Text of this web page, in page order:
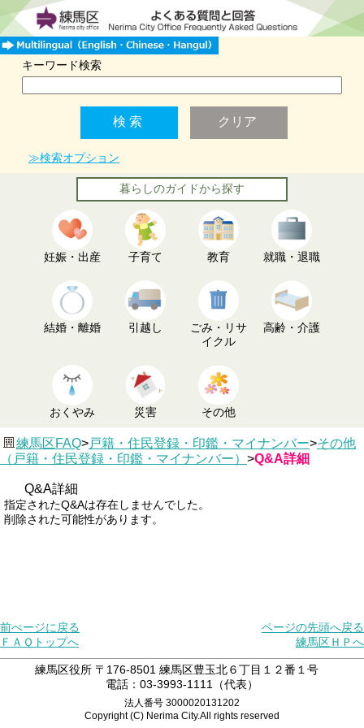
キーワード検索
≫検索オプション
暮らしのガイドから探す
妊娠・出産 子育て 教育 就職・退職
結婚・離婚 引越し
ごみ・リサ
イクル
高齢・介護
おくやみ 災害 その他
練馬区FAQ>戸籍・住民登録・印鑑・マイナンバー>その他
（戸籍・住民登録・印鑑・マイナンバー） >Q&A詳細
Q&A詳細
指定されたQ&Aは存在しませんでした。
削除された可能性があります。
前ぺージに戻る
ページの先頭へ戻る
ＦＡＱトップへ
練馬区ＨＰへ
練馬区役所 〒176-8501 練馬区豊玉北６丁目１２番１号
電話：03-3993-1111（代表）
法人番号 3000020131202
Copyright (C) Nerima City.All rights reserved